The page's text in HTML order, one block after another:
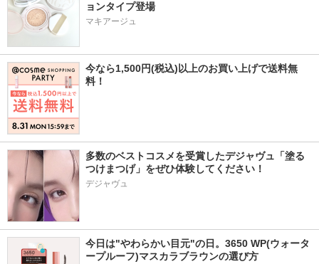
ョンタイプ登場
マキアージュ
今なら1,500円(税込)以上のお買い上げで送料無
料！
多数のベストコスメを受賞したデジャヴュ「塗る
つけまつげ」をぜひ体験してください！
デジャヴュ
今日は"やわらかい目元"の日。3650 WP(ウォータ
ープルーフ)マスカラブラウンの選び方